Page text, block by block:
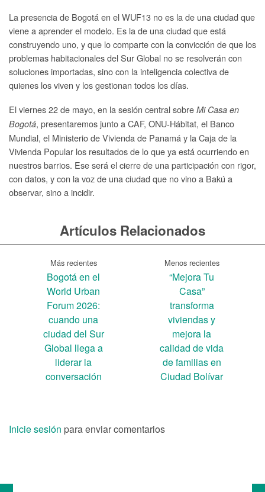
La presencia de Bogotá en el WUF13 no es la de una ciudad que
viene a aprender el modelo. Es la de una ciudad que está
construyendo uno, y que lo comparte con la convicción de que los
problemas habitacionales del Sur Global no se resolverán con
soluciones importadas, sino con la inteligencia colectiva de
quienes los viven y los gestionan todos los días.
El viernes 22 de mayo, en la sesión central sobre Mi Casa en
Bogotá, presentaremos junto a CAF, ONU-Hábitat, el Banco
Mundial, el Ministerio de Vivienda de Panamá y la Caja de la
Vivienda Popular los resultados de lo que ya está ocurriendo en
nuestros barrios. Ese será el cierre de una participación con rigor,
con datos, y con la voz de una ciudad que no vino a Bakú a
observar, sino a incidir.
Artículos Relacionados
Más recientes
Bogotá en el
World Urban
Forum 2026:
cuando una
ciudad del Sur
Global llega a
liderar la
conversación
Menos recientes
“Mejora Tu
Casa”
transforma
viviendas y
mejora la
calidad de vida
de familias en
Ciudad Bolívar
Inicie sesión para enviar comentarios